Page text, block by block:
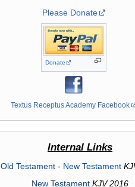
Please Donate
Donate
Textus Receptus Academy Facebook
Internal Links
Old Testament- New Testament
New Testament KJV 2016